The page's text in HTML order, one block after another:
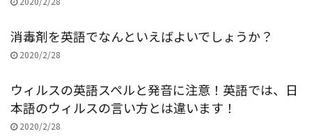
消毒剤を英語でなんといえばよいでしょうか？
2020/2/28
ウィルスの英語スペルと発音に注意！英語では、日
本語のウィルスの言い方とは違います！
2020/2/28